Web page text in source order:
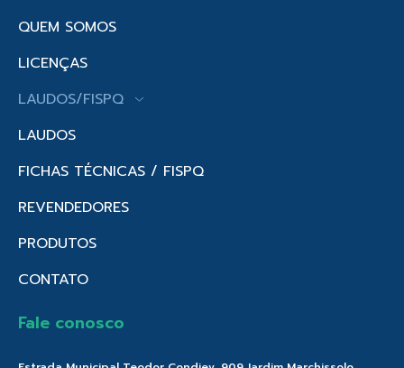
QUEM SOMOS
LICENÇAS
LAUDOS/FISPQ
LAUDOS
FICHAS TÉCNICAS / FISPQ
REVENDEDORES
PRODUTOS
CONTATO
Fale conosco